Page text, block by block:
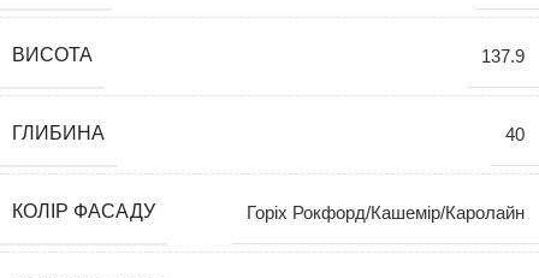
ВИСОТА 137.9
ГЛИБИНА 40
КОЛІР ФАСАДУ Горіх Рокфорд/Кашемір/Каролайн